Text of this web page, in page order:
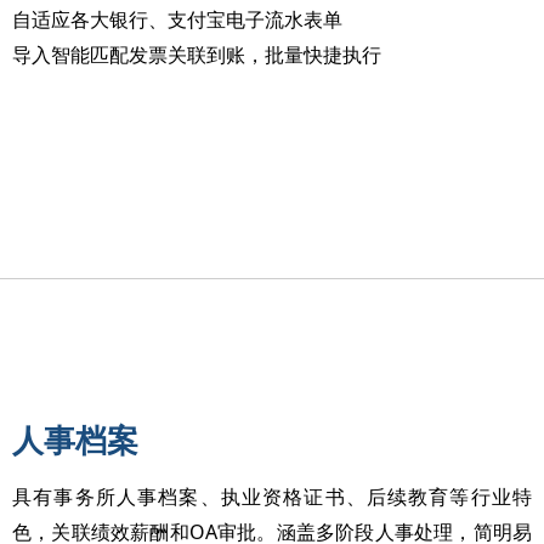
自适应各大银行、支付宝电子流水表单
导入智能匹配发票关联到账，批量快捷执行
人事档案
具有事务所人事档案、执业资格证书、后续教育等行业特
色，关联绩效薪酬和OA审批。涵盖多阶段人事处理，简明易